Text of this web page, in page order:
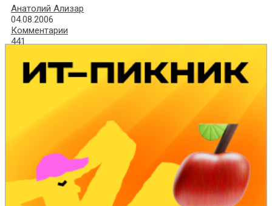
Анатолий Ализар
04.08.2006
Комментарии
441